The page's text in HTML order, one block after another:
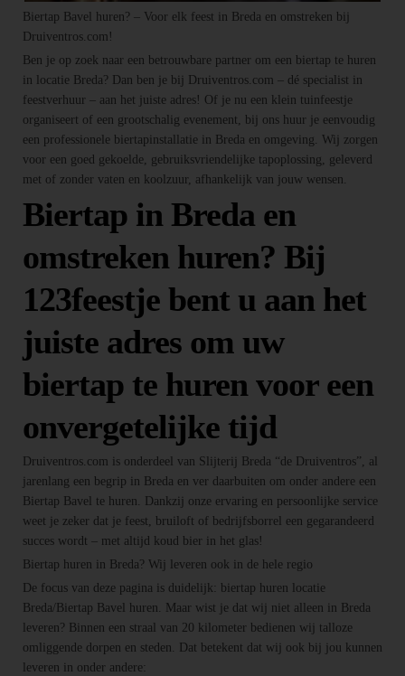
Biertap Bavel huren? – Voor elk feest in Breda en omstreken bij
Druiventros.com!
Ben je op zoek naar een betrouwbare partner om een biertap te huren
in locatie Breda? Dan ben je bij Druiventros.com – dé specialist in
feestverhuur – aan het juiste adres! Of je nu een klein tuinfeestje
organiseert of een grootschalig evenement, bij ons huur je eenvoudig
een professionele biertapinstallatie in Breda en omgeving. Wij zorgen
voor een goed gekoelde, gebruiksvriendelijke tapoplossing, geleverd
met of zonder vaten en koolzuur, afhankelijk van jouw wensen.
Biertap in Breda en
omstreken huren? Bij
123feestje bent u aan het
juiste adres om uw
biertap te huren voor een
onvergetelijke tijd
Druiventros.com is onderdeel van Slijterij Breda “de Druiventros”, al
jarenlang een begrip in Breda en ver daarbuiten om onder andere een
Biertap Bavel te huren. Dankzij onze ervaring en persoonlijke service
weet je zeker dat je feest, bruiloft of bedrijfsborrel een gegarandeerd
succes wordt – met altijd koud bier in het glas!
Biertap huren in Breda? Wij leveren ook in de hele regio
De focus van deze pagina is duidelijk: biertap huren locatie
Breda/Biertap Bavel huren. Maar wist je dat wij niet alleen in Breda
leveren? Binnen een straal van 20 kilometer bedienen wij talloze
omliggende dorpen en steden. Dat betekent dat wij ook bij jou kunnen
leveren in onder andere: